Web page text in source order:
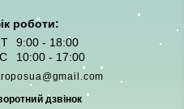
роботи:
9:00 - 18:00
10:00 - 17:00
дзвінок